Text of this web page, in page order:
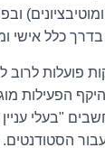
כלל אישי
פועלות לרוב
הפעילות
"בעלי עניין